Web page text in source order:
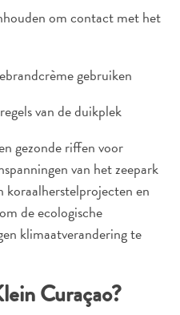
om contact met het
gebruiken
van de duikplek
gezonde riffen voor
van het zeepark
en
de ecologische
klimaatverandering te
Curaçao?